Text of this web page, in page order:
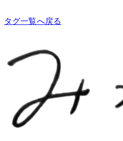
タグ一覧へ戻る